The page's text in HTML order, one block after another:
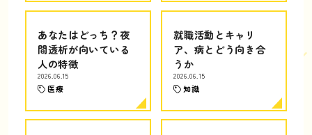
あなたはどっち？夜
間透析が向いている
人の特徴
2026.06.15
医療
就職活動とキャリ
ア、病とどう向き合
うか
2026.06.15
知識